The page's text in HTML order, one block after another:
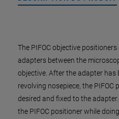
The PIFOC objective
adapters between the
objective. After the adapter has
revolving nosepiece, the
desired and fixed to the
the PIFOC positioner while